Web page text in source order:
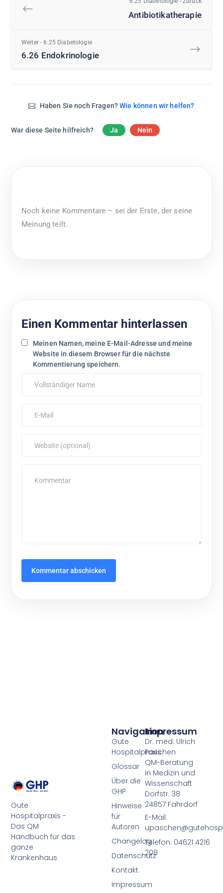
Antibiotikatherapie
Weiter - 6.25 Diabetologie
6.26 Endokrinologie
Haben Sie noch Fragen?Wie können wir helfen?
War diese Seite hilfreich? Ja Nein
Noch keine Kommentare – sei der Erste, der seine
Meinung teilt.
Einen Kommentar hinterlassen
Meinen Namen, meine E-Mail-Adresse und meine
Website in diesem Browser für die nächste
Kommentierung speichern.
Gute
Hospitalpraxis -
Das QM
Handbuch für das
ganze
Krankenhaus
Navigation
Gute
Hospitalpraxis
Glossar
Über die
GHP
Hinweise
für
Autoren
Changelog
Datenschutz
Kontakt
Impressum
Impressum
Dr. med. Ulrich
Paschen
QM-Beratung
in Medizin und
Wissenschaft
Dorfstr. 38
24857 Fahrdorf
E-Mail:
Telefon: 04621 4216
208